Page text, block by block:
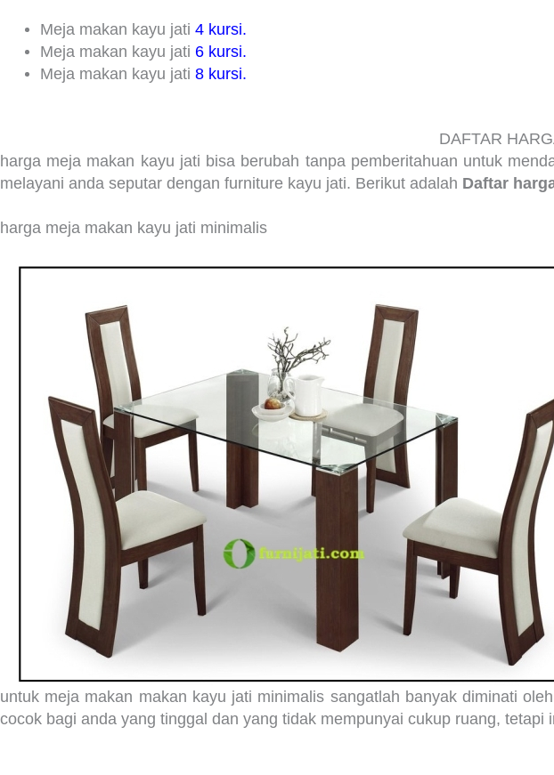
Meja makan kayu jati 4 kursi.
Meja makan kayu jati 6 kursi.
Meja makan kayu jati 8 kursi.
DAFTAR
harga meja makan kayu jati bisa berubah tanpa pemberitahuan untuk
melayani anda seputar dengan furniture kayu jati. Berikut adalah Daftar
harga meja makan kayu jati minimalis
untuk meja makan makan kayu jati minimalis sangatlah banyak diminati
cocok bagi anda yang tinggal dan yang tidak mempunyai cukup ruang, tetapi